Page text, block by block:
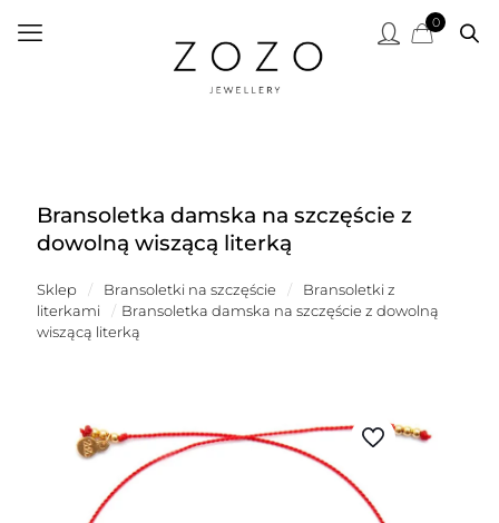
0
Bransoletka damska na szczęście z
dowolną wiszącą literką
Sklep / Bransoletki na szczęście /
Bransoletki z
literkami
/ Bransoletka damska na szczęście z dowolną
wiszącą literką